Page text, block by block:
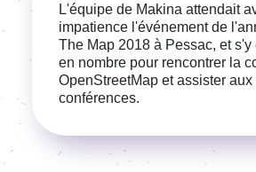
L'équipe de Makina attendait
impatience l'événement de
The Map 2018 à Pessac, et s'y
en nombre pour rencontrer la
OpenStreetMap et assister
conférences.